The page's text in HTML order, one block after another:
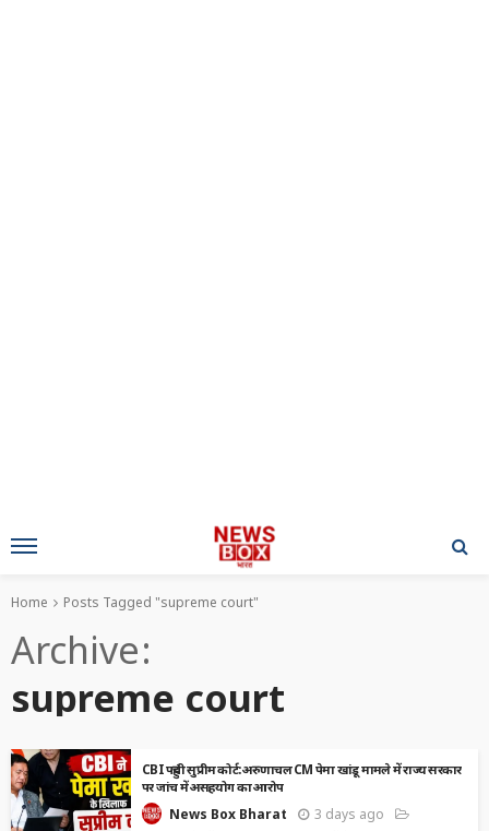
Home Posts Tagged "supreme court"
Archive
supreme court
CBI पहुंची सुप्रीम कोर्ट: अरुणाचल CM पेमा खांडू मामले में राज्य सरकार
पर जांच में असहयोग का आरोप
News Box Bharat
3 days ago